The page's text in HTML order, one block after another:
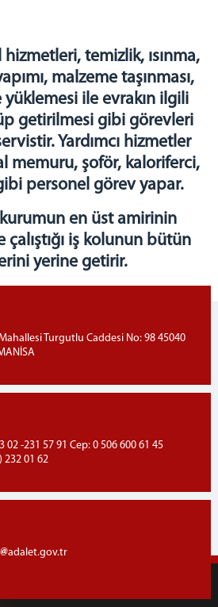
Kursları
Kursu
Görüş Programı
temizlik, ısınma,
malzeme taşınması,
yüklemesi ile evrakın ilgili
getirilmesi gibi görevleri
Yardımcı hizmetler
memuru, şoför, kaloriferci,
personel görev yapar.
en üst amirinin
çalıştığı iş kolunun bütün
yerine getirir.
Turgutlu Caddesi No: 98 45040
02 -231 57 91 Cep: 0 506 600 61 45
232 01 62
adalet.gov.tr